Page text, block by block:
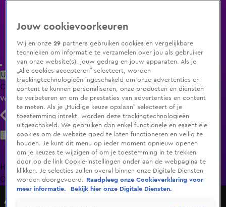
Uitzending Gemist Populaire programma's Zenders Genres
ClipsFilmsRadioSmart TV inlogShop
Volg KIJK
Zoeken
HomeUitzending Gemist Programma's De Bondgenoten
OranjezomerLivestreamsShop
Avastars
Jouw cookievoorkeuren
Wij en onze29 partners gebruiken cookies en vergelijkbare
technieken om informatie te verzamelen over jou als gebruiker
van onze website(s), jouw gedrag en jouw apparaten. Als je
„Alle cookies accepteren” selecteert, worden
trackingtechnologieën ingeschakeld om onze advertenties en
content te kunnen personaliseren, onze producten en diensten
te verbeteren en om de prestaties van advertenties en content
te meten. Als je „Huidige keuze opslaan” selecteert of je
toestemming intrekt, worden deze trackingtechnologieën
uitgeschakeld. We gebruiken dan enkel functionele en essentiële
cookies om de website goed te laten functioneren en veilig te
houden. Je kunt dit menu op ieder moment opnieuw openen
om je keuzes te wijzigen of om je toestemming in te trekken
door op de link Cookie-instellingen onder aan de webpagina te
klikken. Je selecties zullen overal binnen onze Digitale Diensten
worden doorgevoerd.
Raadpleeg onze Cookieverklaring voor
meer informatie.
Bekijk hier onze Digitale Diensten.